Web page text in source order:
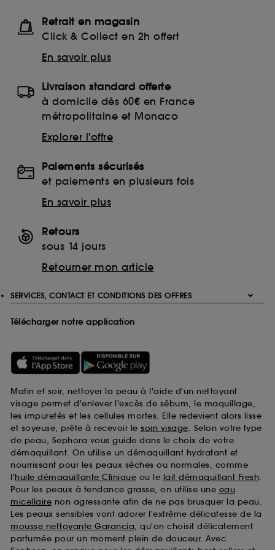
Retrait en magasin
Click & Collect en 2h offert
En savoir plus
Livraison standard offerte
à domicile dès 60€ en France
métropolitaine et Monaco
Explorer l'offre
Paiements sécurisés
et paiements en plusieurs fois
En savoir plus
Retours
sous 14 jours
Retourner mon article
SERVICES, CONTACT ET CONDITIONS DES OFFRES
Télécharger notre application
Matin et soir, nettoyer la peau à l'aide d'un nettoyant
visage permet d'enlever l'excès de sébum, le maquillage,
les impuretés et les cellules mortes. Elle redevient alors lisse
et soyeuse, prête à recevoir le soin visage. Selon votre type
de peau, Sephora vous guide dans le choix de votre
démaquillant. On utilise un démaquillant hydratant et
nourrissant pour les peaux sèches ou normales, comme
l'huile démaquillante Clinique ou le lait démaquillant Fresh.
Pour les peaux à tendance grasse, on utilise une eau
micellaire non agressante afin de ne pas brusquer la peau.
Les peaux sensibles vont adorer l'extrême délicatesse de la
mousse nettoyante Garancia, qu'on choisit délicatement
parfumée pour un moment plein de douceur. Avec
finalités acceptées, avec les données personnelles
collectées ou générées lors de votre activité en ligne
sur "continuer sans accepter". Voous pouvez à tout
utilisés, cliquezici.